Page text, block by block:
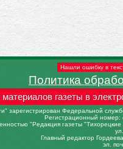
Нашли ошибку в
Политика
газеты в
зарегистрирован Федеральной
Регистрационный
"Редакция газеты
Главный редактор
эл.